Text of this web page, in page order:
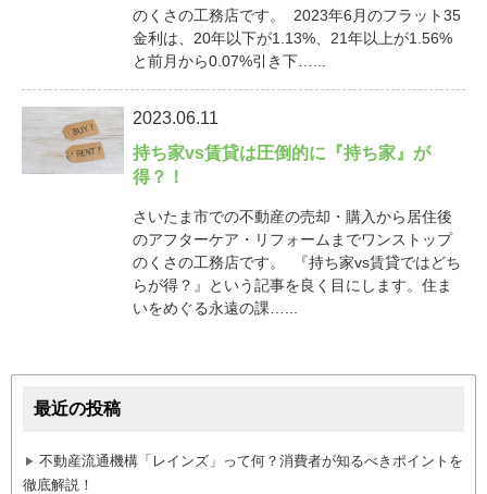
のくさの工務店です。 2023年6月のフラット35
金利は、20年以下が1.13%、21年以上が1.56%
と前月から0.07%引き下…...
2023.06.11
持ち家vs賃貸は圧倒的に『持ち家』が
得？！
さいたま市での不動産の売却・購入から居住後
のアフターケア・リフォームまでワンストップ
のくさの工務店です。 『持ち家vs賃貸ではどち
らが得？』という記事を良く目にします。住ま
いをめぐる永遠の課…...
最近の投稿
不動産流通機構「レインズ」って何？消費者が知るべきポイントを
徹底解説！